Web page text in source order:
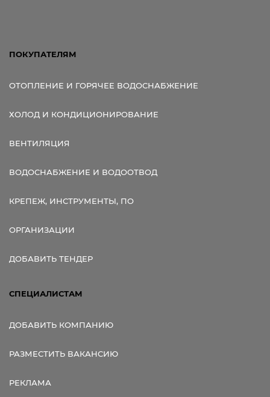
ПОКУПАТЕЛЯМ
ОТОПЛЕНИЕ И ГОРЯЧЕЕ ВОДОСНАБЖЕНИЕ
ХОЛОД И КОНДИЦИОНИРОВАНИЕ
ВЕНТИЛЯЦИЯ
ВОДОСНАБЖЕНИЕ И ВОДООТВОД
КРЕПЕЖ, ИНСТРУМЕНТЫ, ПО
ОРГАНИЗАЦИИ
ДОБАВИТЬ ТЕНДЕР
СПЕЦИАЛИСТАМ
ДОБАВИТЬ КОМПАНИЮ
РАЗМЕСТИТЬ ВАКАНСИЮ
РЕКЛАМА